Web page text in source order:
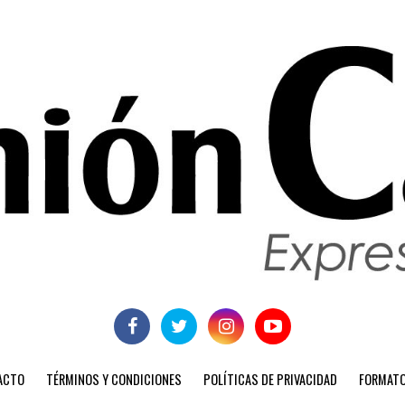
TÉRMINOS Y CONDICIONES POLÍTICAS DE PRIVACIDAD